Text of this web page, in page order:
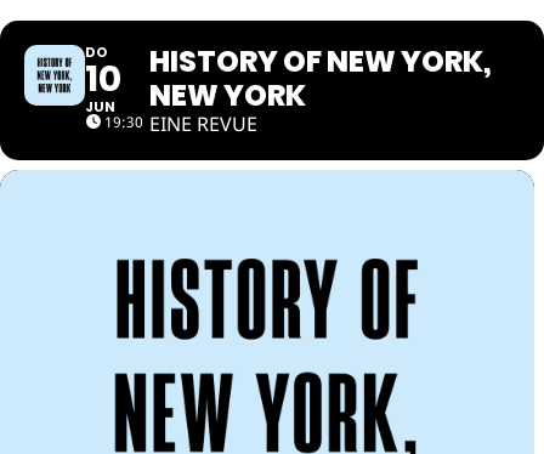
DO
10
JUN
19:30
HISTORY OF NEW YORK,
NEW YORK
EINE REVUE